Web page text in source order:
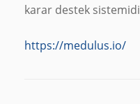
karar destek
https://medulus.io/